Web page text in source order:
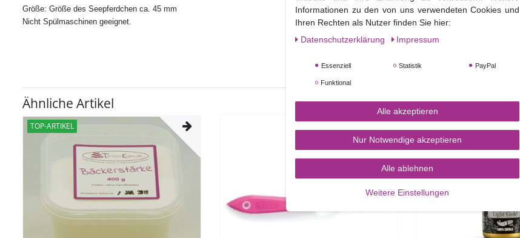
Größe: Größe des Seepferdchen ca. 45 mm
Nicht Spülmaschinen geeignet.
Ähnliche Artikel
TOP-ARTIKEL
Informationen zu den von uns verwendeten Cookies und
Ihren Rechten als Nutzer finden Sie hier:
Daten­schutz­erklärung
Impressum
Essenziell Statistik PayPal
Funktional
Alle akzeptieren
Nur Notwendige akzeptieren
Alle ablehnen
Weitere Einstellungen